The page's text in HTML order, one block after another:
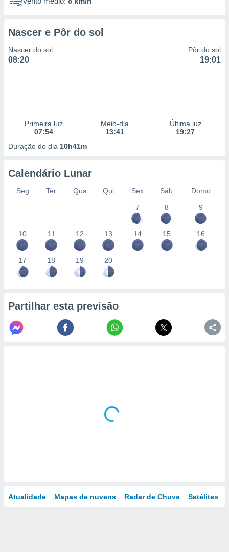
estudos
de
Nascer e Pôr do sol
Nascer do sol
08:20
Pôr do sol
19:01
Primeira luz
07:54
Meio-dia
13:41
Última luz
19:27
Duração do dia 10h41m
Calendário Lunar
Seg Ter Qua Qui Sex Sáb
Domo
7
8 9
10 11 12 13 14 15 16
17 18 19 20
Partilhar esta previsão
Atualidade Mapas de nuvens Radar de Chuva Satélites